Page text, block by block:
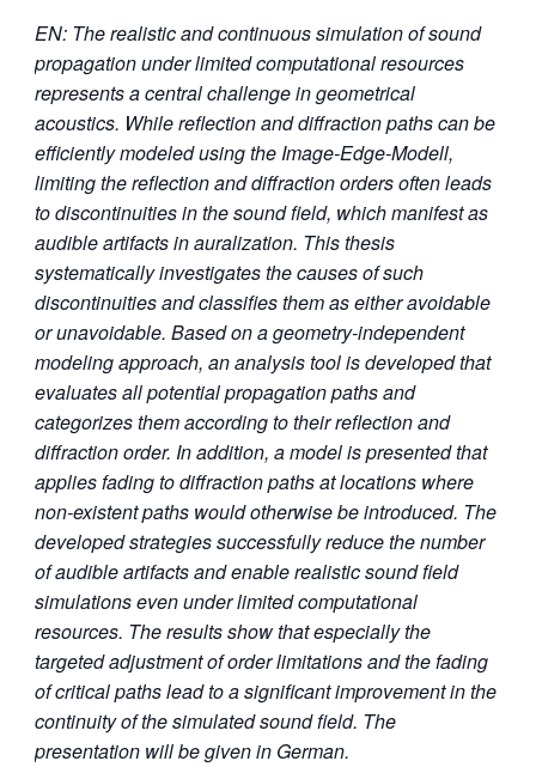
EN: The realistic and continuous simulation of sound
propagation under limited computationalresources
represents a central challenge in geometrical
acoustics. While reflectionand diffraction paths can be
efficiently modeled using the Image-Edge-Modell,
limitingthe reflection and diffraction orders often leads
to discontinuities in the sound field, whichmanifest as
audible artifacts in auralization. This thesis
systematically investigates thecauses of such
discontinuities and classifies them as either avoidable
or unavoidable. Basedon a geometry-independent
modeling approach, an analysis tool is developed that
evaluates all potential propagation paths and
categorizes them according to their reflectionand
diffraction order. In addition, a model is presented that
applies fading todiffraction paths at locations where
non-existent paths would otherwise be introduced. The
developed strategies successfully reduce the number
of audible artifacts and enablerealistic sound field
simulations even under limited computational
resources. The resultsshow that especially the
targeted adjustment of order limitations and the fading
of criticalpaths lead to a significant improvement in the
continuity of the simulated soundfield. The
presentation will be given in German.